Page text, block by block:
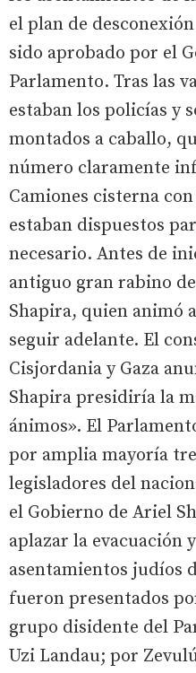
el plan de
sido aprobado por el
Parlamento. Tras las
estaban los policías y
montados a caballo,
número claramente
Camiones cisterna
estaban dispuestos
necesario. Antes de
antiguo gran rabino
Shapira, quien animó
seguir adelante. El
Cisjordania y Gaza
Shapira presidiría la
ánimos». El
por amplia mayoría
legisladores del
el Gobierno de Ariel
aplazar la evacuación
asentamientos judíos
fueron presentados
grupo disidente del
Uzi Landau; por